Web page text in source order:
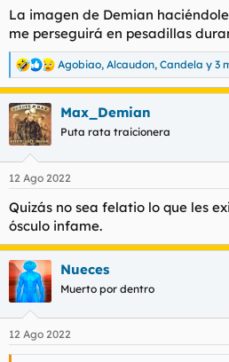
:
La imagen de Demian
me perseguirá en pesadillas
R
e
a
c
c
i
e
:
Agobiao, Alcaudon, Candela y 3
Max_Demian
Puta rata traicionera
12 Ago 2022
Quizás no sea felatio lo que les
ósculo infame.
Nueces
Muerto por dentro
12 Ago 2022